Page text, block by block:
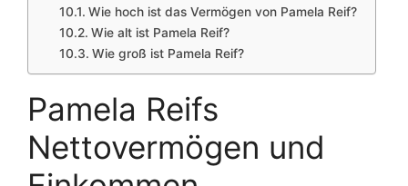
Wie hoch ist das Vermögen von Pamela Reif?
Wie alt ist Pamela Reif?
Wie groß ist Pamela Reif?
Pamela Reifs
Nettovermögen und